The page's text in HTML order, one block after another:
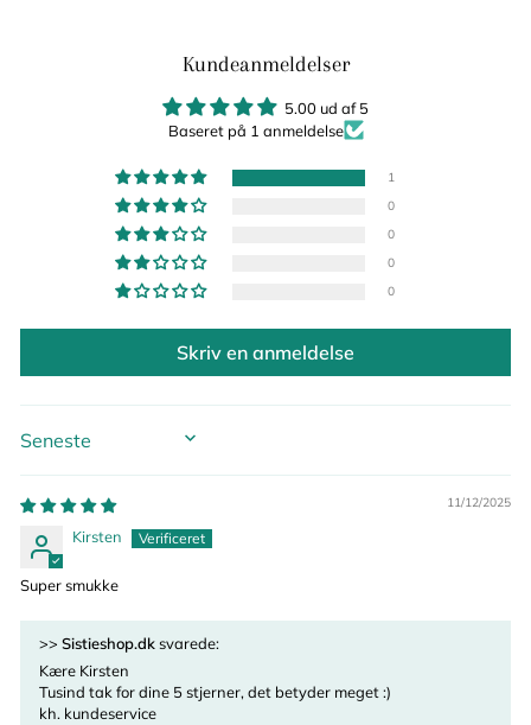
Kundeanmeldelser
5.00 ud af 5
Baseret på 1 anmeldelse
1
0
0
0
0
Skriv en anmeldelse
SORT BY
11/12/2025
Kirsten
Super smukke
>> Sistieshop.dksvarede:
Kære Kirsten
Tusind tak for dine 5 stjerner, det betyder meget :)
kh. kundeservice